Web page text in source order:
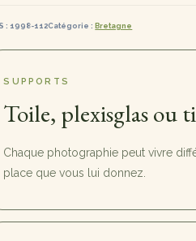
:1998-112Catégorie :Bretagne
SUPPORTS
Toile, plexisglas ou
Chaque photographie peut vivre
place que vous lui donnez.